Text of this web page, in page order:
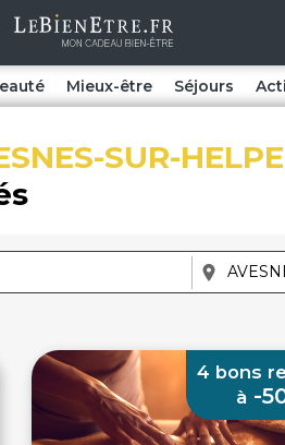
Mieux-être Séjours
SUR-HELPE
4 bons
à -